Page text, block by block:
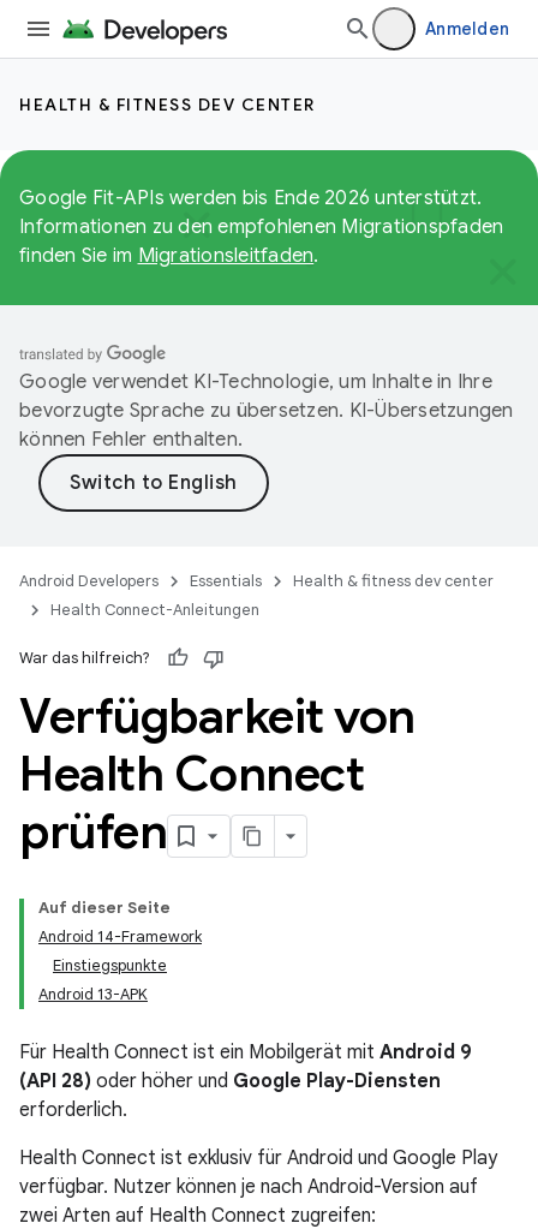
Anmelden
HEALTH & FITNESS DEV CENTER
Google Fit-APIs werden bis Ende 2026 unterstützt.
Informationen zu den empfohlenen Migrationspfaden
finden Sie im Migrationsleitfaden.
Google verwendet KI-Technologie, um Inhalte in Ihre
bevorzugte Sprache zu übersetzen. KI-Übersetzungen
können Fehler enthalten.
Android Developers Essentials
Health & fitness dev center
Health Connect-Anleitungen
War das hilfreich?
Verfügbarkeit von
Health Connect
prüfen
Auf dieser Seite
Android 14-Framework
Einstiegspunkte
Android 13-APK
Für Health Connect ist ein Mobilgerät mit Android 9
(API 28) oder höher und Google Play-Diensten
erforderlich.
Health Connect ist exklusiv für Android und Google Play
verfügbar. Nutzer können je nach Android-Version auf
zwei Arten auf Health Connect zugreifen: